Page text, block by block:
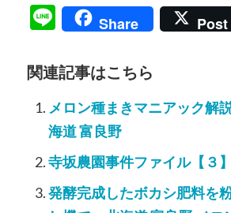
LineShare Post
関連記事はこちら
メロン種まきマニアック解
海道 富良野
寺坂農園事件ファイル【３】
発酵完成したボカシ肥料を